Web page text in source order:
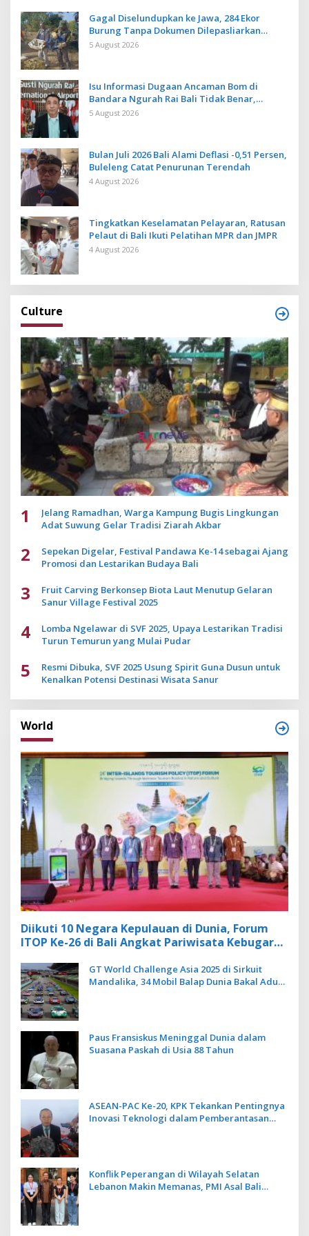
Gagal Diselundupkan ke Jawa, 284 Ekor
Burung Tanpa Dokumen Dilepasliarkan
Cegah Ancaman Penyakit
5 August 2026
Isu Informasi Dugaan Ancaman Bom di
Bandara Ngurah Rai Bali Tidak Benar,
Operasional Penerbangan Lancar
5 August 2026
Bulan Juli 2026 Bali Alami Deflasi -0,51 Persen,
Buleleng Catat Penurunan Terendah
4 August 2026
Tingkatkan Keselamatan Pelayaran, Ratusan
Pelaut di Bali Ikuti Pelatihan MPR dan JMPR
4 August 2026
Culture
1
Jelang Ramadhan, Warga Kampung Bugis Lingkungan
Adat Suwung Gelar Tradisi Ziarah Akbar
2
Sepekan Digelar, Festival Pandawa Ke-14 sebagai Ajang
Promosi dan Lestarikan Budaya Bali
3
Fruit Carving Berkonsep Biota Laut Menutup Gelaran
Sanur Village Festival 2025
4
Lomba Ngelawar di SVF 2025, Upaya Lestarikan Tradisi
Turun Temurun yang Mulai Pudar
5
Resmi Dibuka, SVF 2025 Usung Spirit Guna Dusun untuk
Kenalkan Potensi Destinasi Wisata Sanur
World
Diikuti 10 Negara Kepulauan di Dunia, Forum
ITOP Ke-26 di Bali Angkat Pariwisata Kebugaran
GT World Challenge Asia 2025 di Sirkuit
Mandalika, 34 Mobil Balap Dunia Bakal Adu
Paus Fransiskus Meninggal Dunia dalam
Suasana Paskah di Usia 88 Tahun
ASEAN-PAC Ke-20, KPK Tekankan Pentingnya
Inovasi Teknologi dalam Pemberantasan
Konflik Peperangan di Wilayah Selatan
Lebanon Makin Memanas, PMI Asal Bali